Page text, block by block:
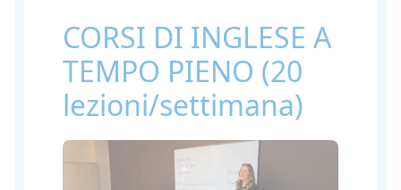
CORSI DI INGLESE A
TEMPO PIENO (20
lezioni/settimana)